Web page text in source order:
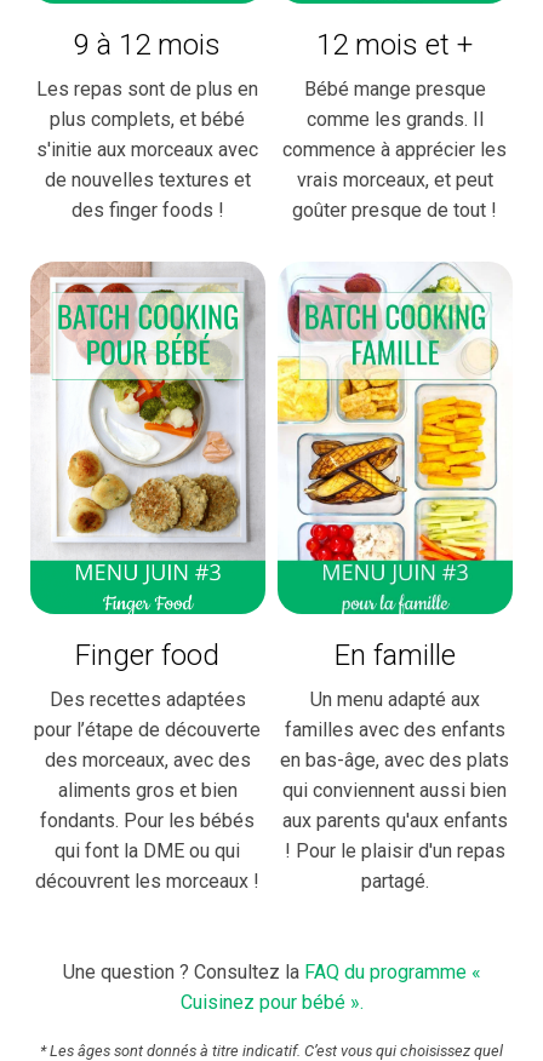
9 à 12 mois
Les repas sont de plus en
plus complets, et bébé
s'initie aux morceaux avec
de nouvelles textures et
des finger foods !
12 mois et +
Bébé mange presque
comme les grands. Il
commence à apprécier les
vrais morceaux, et peut
goûter presque de tout !
Finger food
Des recettes adaptées
pour l’étape de découverte
des morceaux, avec des
aliments gros et bien
fondants. Pour les bébés
qui font la DME ou qui
découvrent les morceaux !
En famille
Un menu adapté aux
familles avec des enfants
en bas-âge, avec des plats
qui conviennent aussi bien
aux parents qu'aux enfants
! Pour le plaisir d'un repas
partagé.
Une question ? Consultez la FAQ du programme «
Cuisinez pour bébé ».
* Les âges sont donnés à titre indicatif. C’est vous qui choisissez quel